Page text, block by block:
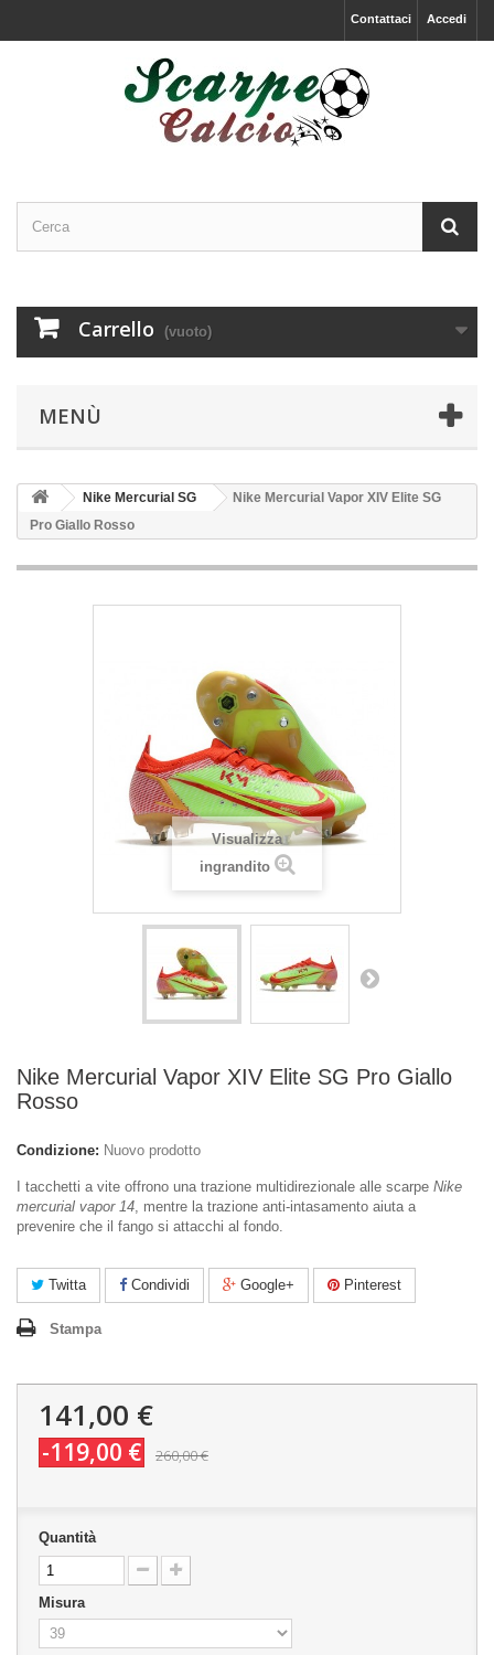
Accedi
Contattaci
Carrello (vuoto)
MENÙ
Nike Mercurial SG
Nike Mercurial Vapor XIV Elite SG
Pro Giallo Rosso
Visualizza
ingrandito
Nike Mercurial Vapor XIV Elite SG Pro Giallo
Rosso
Condizione: Nuovo prodotto
I tacchetti a vite offrono una trazione multidirezionale alle scarpe Nike
mercurial vapor 14, mentre la trazione anti-intasamento aiuta a
prevenire che il fango si attacchi al fondo.
Twitta Condividi Google+ Pinterest
Stampa
141,00 €
-119,00 € 260,00 €
Quantità
Misura